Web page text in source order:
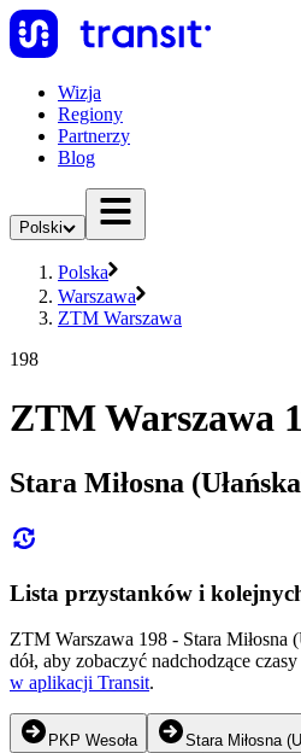
Wizja
Regiony
Partnerzy
Blog
Polski
Polska
Warszawa
ZTM Warszawa
198
ZTM Warszawa
Stara Miłosna
Lista przystanków i
ZTM Warszawa 198 - Stara Miłosna
dół, aby zobaczyć nadchodzące
w aplikacji Transit.
PKP Wesoła Stara Miłosna